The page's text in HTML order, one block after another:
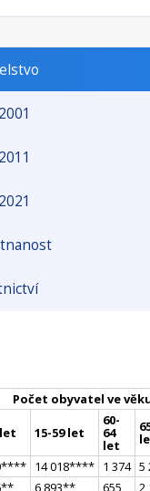
Počet obyvatel ve
15-59 let
60-
64
let
**** 14 018**** 1 374 5
** 6 893** 655 2